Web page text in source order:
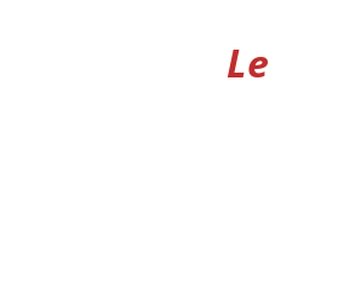
Le